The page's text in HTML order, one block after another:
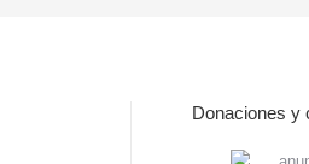
Donaciones y